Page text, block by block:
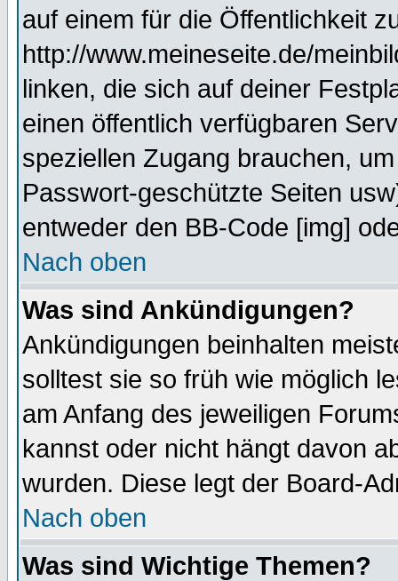
auf einem für die Öffentlichkeit
http://www.meineseite.de/
linken, die sich auf deiner
einen öffentlich verfügbaren
speziellen Zugang brauchen,
Passwort-geschützte Seiten
entweder den BB-Code [img]
Nach oben
Was sind Ankündigungen?
Ankündigungen beinhalten
solltest sie so früh wie möglich
am Anfang des jeweiligen
kannst oder nicht hängt davon
wurden. Diese legt der Board-
Nach oben
Was sind Wichtige Themen?